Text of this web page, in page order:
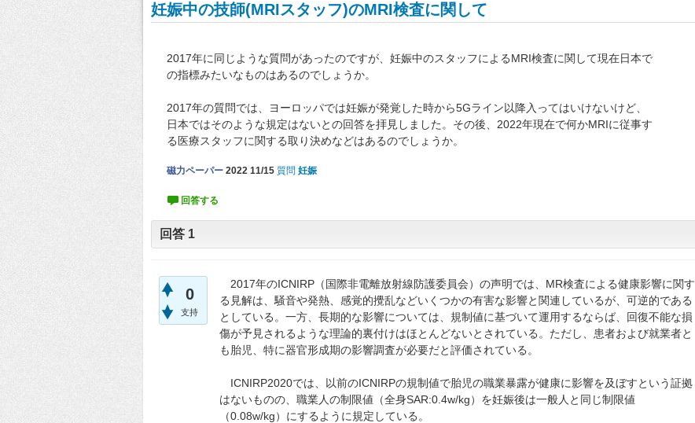
妊娠中の技師(MRIスタッフ)のMRI検査に関して
2017年に同じような質問があったのですが、妊娠中のスタッフによるMRI検査に関して現在日本で
の指標みたいなものはあるのでしょうか。
2017年の質問では、ヨーロッパでは妊娠が発覚した時から5Gライン以降入ってはいけないけど、
日本ではそのような規定はないとの回答を拝見しました。その後、2022年現在で何かMRIに従事す
る医療スタッフに関する取り決めなどはあるのでしょうか。
磁力ペーパー 2022 11/15 質問 妊娠
回答 1
0
支持
2017年のICNIRP（国際非電離放射線防護委員会）の声明では、MR検査による健康影響に関す
る見解は、騒音や発熱、感覚的攪乱などいくつかの有害な影響と関連しているが、可逆的である
としている。一方、長期的な影響については、規制値に基づいて運用するならば、回復不能な損
傷が予見されるような理論的裏付けはほとんどないとされている。ただし、患者および就業者と
も胎児、特に器官形成期の影響調査が必要だと評価されている。
ICNIRP2020では、以前のICNIRPの規制値で胎児の職業暴露が健康に影響を及ぼすという証拠
はないものの、職業人の制限値（全身SAR:0.4w/kg）を妊娠後は一般人と同じ制限値
（0.08w/kg）にするように規定している。